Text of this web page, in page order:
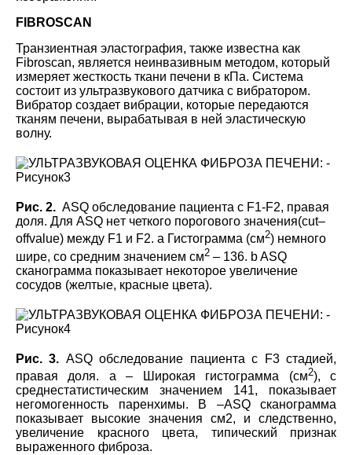
FIBROSCAN
Транзиентная эластография, также известна как
Fibroscan, является неинвазивным методом, который
измеряет жесткость ткани печени в кПа. Система
состоит из ультразвукового датчика с вибратором.
Вибратор создает вибрации, которые передаются
тканям печени, вырабатывая в ней эластическую
волну.
Рис. 2. ASQ обследование пациента с F1-F2, правая
доля. Для ASQ нет четкого порогового значения(cut–
offvalue) между F1 и F2. а Гистограмма (см2) немного
шире, со средним значением см2 – 136. b ASQ
сканограмма показывает некоторое увеличение
сосудов (желтые, красные цвета).
Рис. 3. ASQ обследование пациента с F3 стадией,
правая доля. а – Широкая гистограмма (см2), с
среднестатистическим значением 141, показывает
негомогенность паренхимы.
B –ASQ сканограмма
показывает высокие значения см2, и следственно,
увеличение красного цвета, типический признак
выраженного фиброза.